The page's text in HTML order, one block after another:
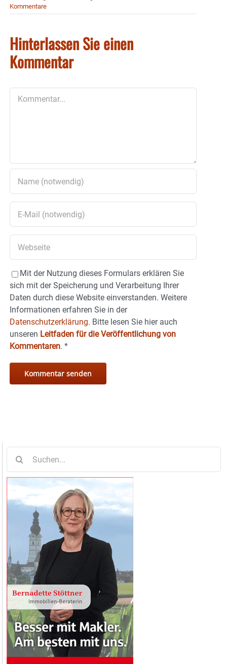
Kommentare
Hinterlassen Sie einen
Kommentar
Mit der Nutzung dieses Formulars erklären Sie
sich mit der Speicherung und Verarbeitung Ihrer
Daten durch diese Website einverstanden. Weitere
Informationen erfahren Sie in der
Datenschutzerklärung. Bitte lesen Sie hier auch
unseren Leitfaden für die Veröffentlichung von
Kommentaren. *
nach: